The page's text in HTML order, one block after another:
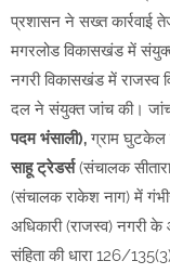
प्रशासन ने सख्त कार्रवाई
मगरलोड विकासखंड में संयुक्त
नगरी विकासखंड में राजस्व
दल ने संयुक्त जांच की। जांच
पदम भंसाली),ग्राम घुटकेल
साहू ट्रेडर्स(संचालक
(संचालक राकेश नाग) में
अधिकारी (राजस्व) नगरी के
संहिता की धारा 126/